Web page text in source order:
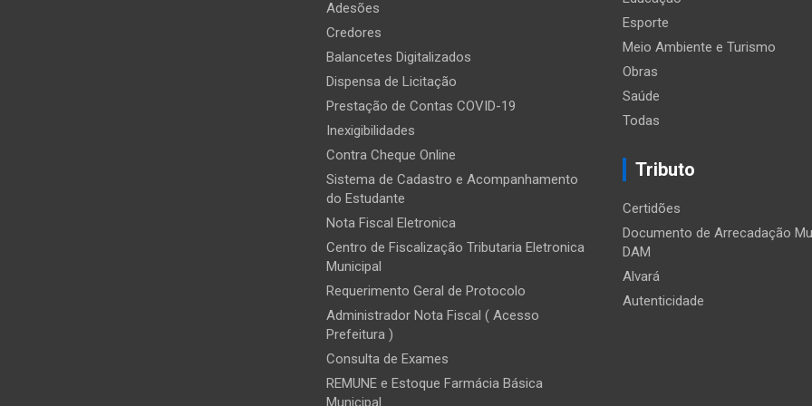
Adesões
Credores
Balancetes Digitalizados
Dispensa de Licitação
Prestação de Contas COVID-19
Inexigibilidades
Contra Cheque Online
Sistema de Cadastro e Acompanhamento
do Estudante
Nota Fiscal Eletronica
Centro de Fiscalização Tributaria Eletronica
Municipal
Requerimento Geral de Protocolo
Administrador Nota Fiscal ( Acesso
Prefeitura )
Consulta de Exames
REMUNE e Estoque Farmácia Básica
Municipal
Esporte
Meio Ambiente e Turismo
Obras
Saúde
Todas
Tributo
Certidões
Documento de Arrecadação
DAM
Alvará
Autenticidade